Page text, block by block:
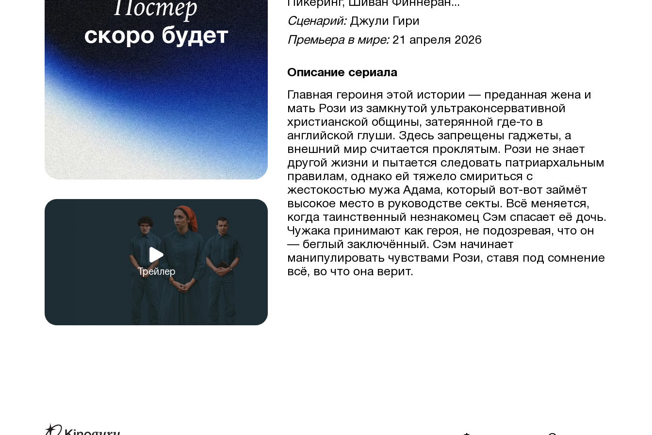
Трейлер
Пикеринг, Шиван Финнеран...
Сценарий:Джули Гири
Премьера в мире:21 апреля 2026
Описание сериала
Главная героиня этой истории — преданная жена и
мать Рози из замкнутой ультраконсервативной
христианской общины, затерянной где-то в
английской глуши. Здесь запрещены гаджеты, а
внешний мир считается проклятым. Рози не знает
другой жизни и пытается следовать патриархальным
правилам, однако ей тяжело смириться с
жестокостью мужа Адама, который вот-вот займёт
высокое место в руководстве секты. Всё меняется,
когда таинственный незнакомец Сэм спасает её дочь.
Чужака принимают как героя, не подозревая, что он
— беглый заключённый. Сэм начинает
манипулировать чувствами Рози, ставя под сомнение
всё, во что она верит.